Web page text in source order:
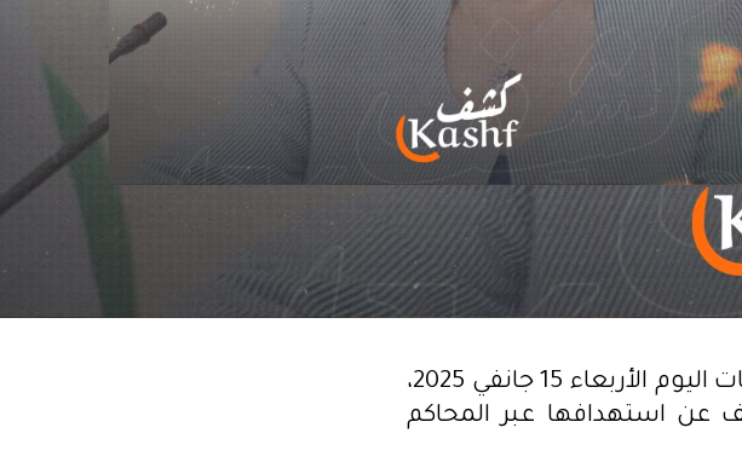
طالبت جمعية تقاطع من أجل الحقوق والحريات اليوم الأربعاء 15 جانفي 2025،
عن استهدافها عبر المحاكم